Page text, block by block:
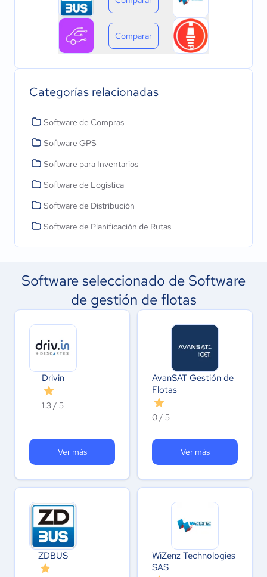
Comparar
Categorías relacionadas
Software de Compras
Software GPS
Software para Inventarios
Software de Logística
Software de Distribución
Software de Planificación de Rutas
Software seleccionado de Software
de gestión de flotas
Drivin
1.3 / 5
Ver más
AvanSAT Gestión de
Flotas
0 / 5
Ver más
ZDBUS
WiZenz Technologies
SAS